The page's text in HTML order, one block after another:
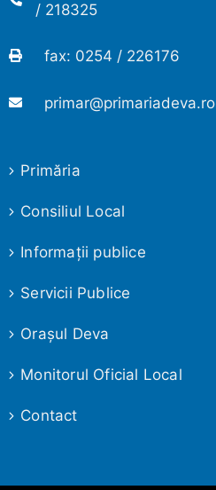
/ 218325
fax: 0254 / 226176
primar@primariadeva.ro
Primăria
Consiliul Local
Informaţii publice
Servicii Publice
Oraşul Deva
Monitorul Oficial Local
Contact